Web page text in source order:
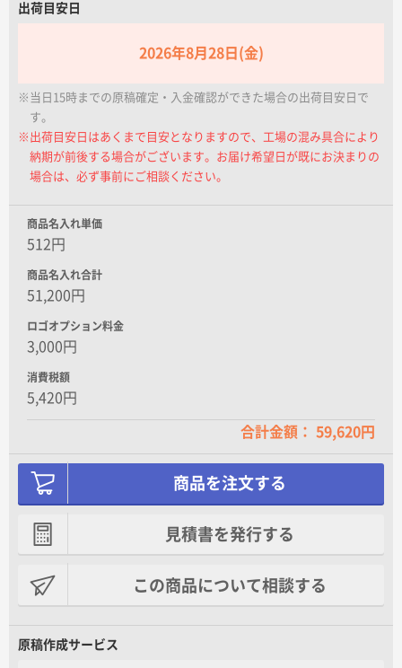
出荷目安日
2026年8月28日(金)
※当日15時までの原稿確定・入金確認ができた場合の出荷目安日で
す。
※出荷目安日はあくまで目安となりますので、工場の混み具合により
納期が前後する場合がございます。お届け希望日が既にお決まりの
場合は、必ず事前にご相談ください。
商品名入れ単価
512円
商品名入れ合計
51,200円
ロゴオプション料金
3,000円
消費税額
5,420円
合計金額： 59,620円
商品を注文する
見積書を発行する
この商品について相談する
原稿作成サービス